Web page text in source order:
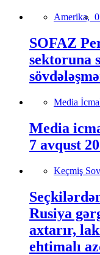
Amerika,
SOFAZ
sektoruna
Media
Media
7 avqust
Keçmiş
Rusiya
axtarır,
ehtimalı